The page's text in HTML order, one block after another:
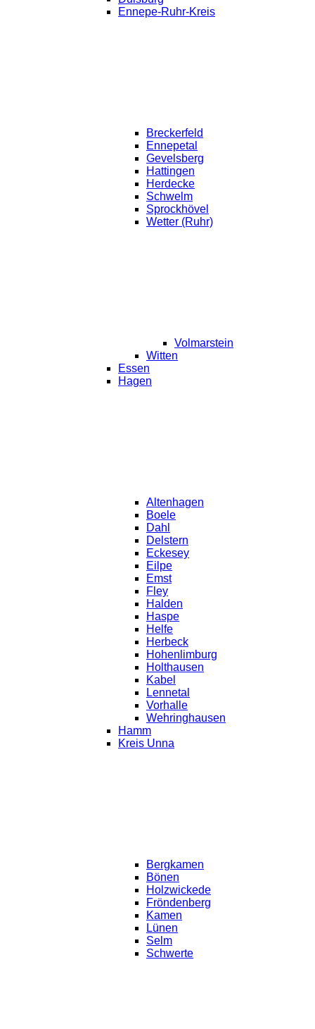
Ennepe-Ruhr-Kreis
Breckerfeld
Ennepetal
Gevelsberg
Hattingen
Herdecke
Schwelm
Sprockhövel
Wetter (Ruhr)
Volmarstein
Witten
Essen
Hagen
Altenhagen
Boele
Dahl
Delstern
Eckesey
Eilpe
Emst
Fley
Halden
Haspe
Helfe
Herbeck
Hohenlimburg
Holthausen
Kabel
Lennetal
Vorhalle
Wehringhausen
Hamm
Kreis Unna
Bergkamen
Bönen
Holzwickede
Fröndenberg
Kamen
Lünen
Selm
Schwerte